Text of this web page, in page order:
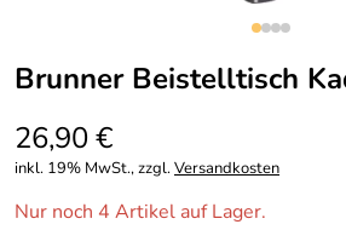
Brunner Beistelltisch
26,90 €
inkl. 19% MwSt., zzgl.Versandkosten
Nur noch 4 Artikel auf Lager.